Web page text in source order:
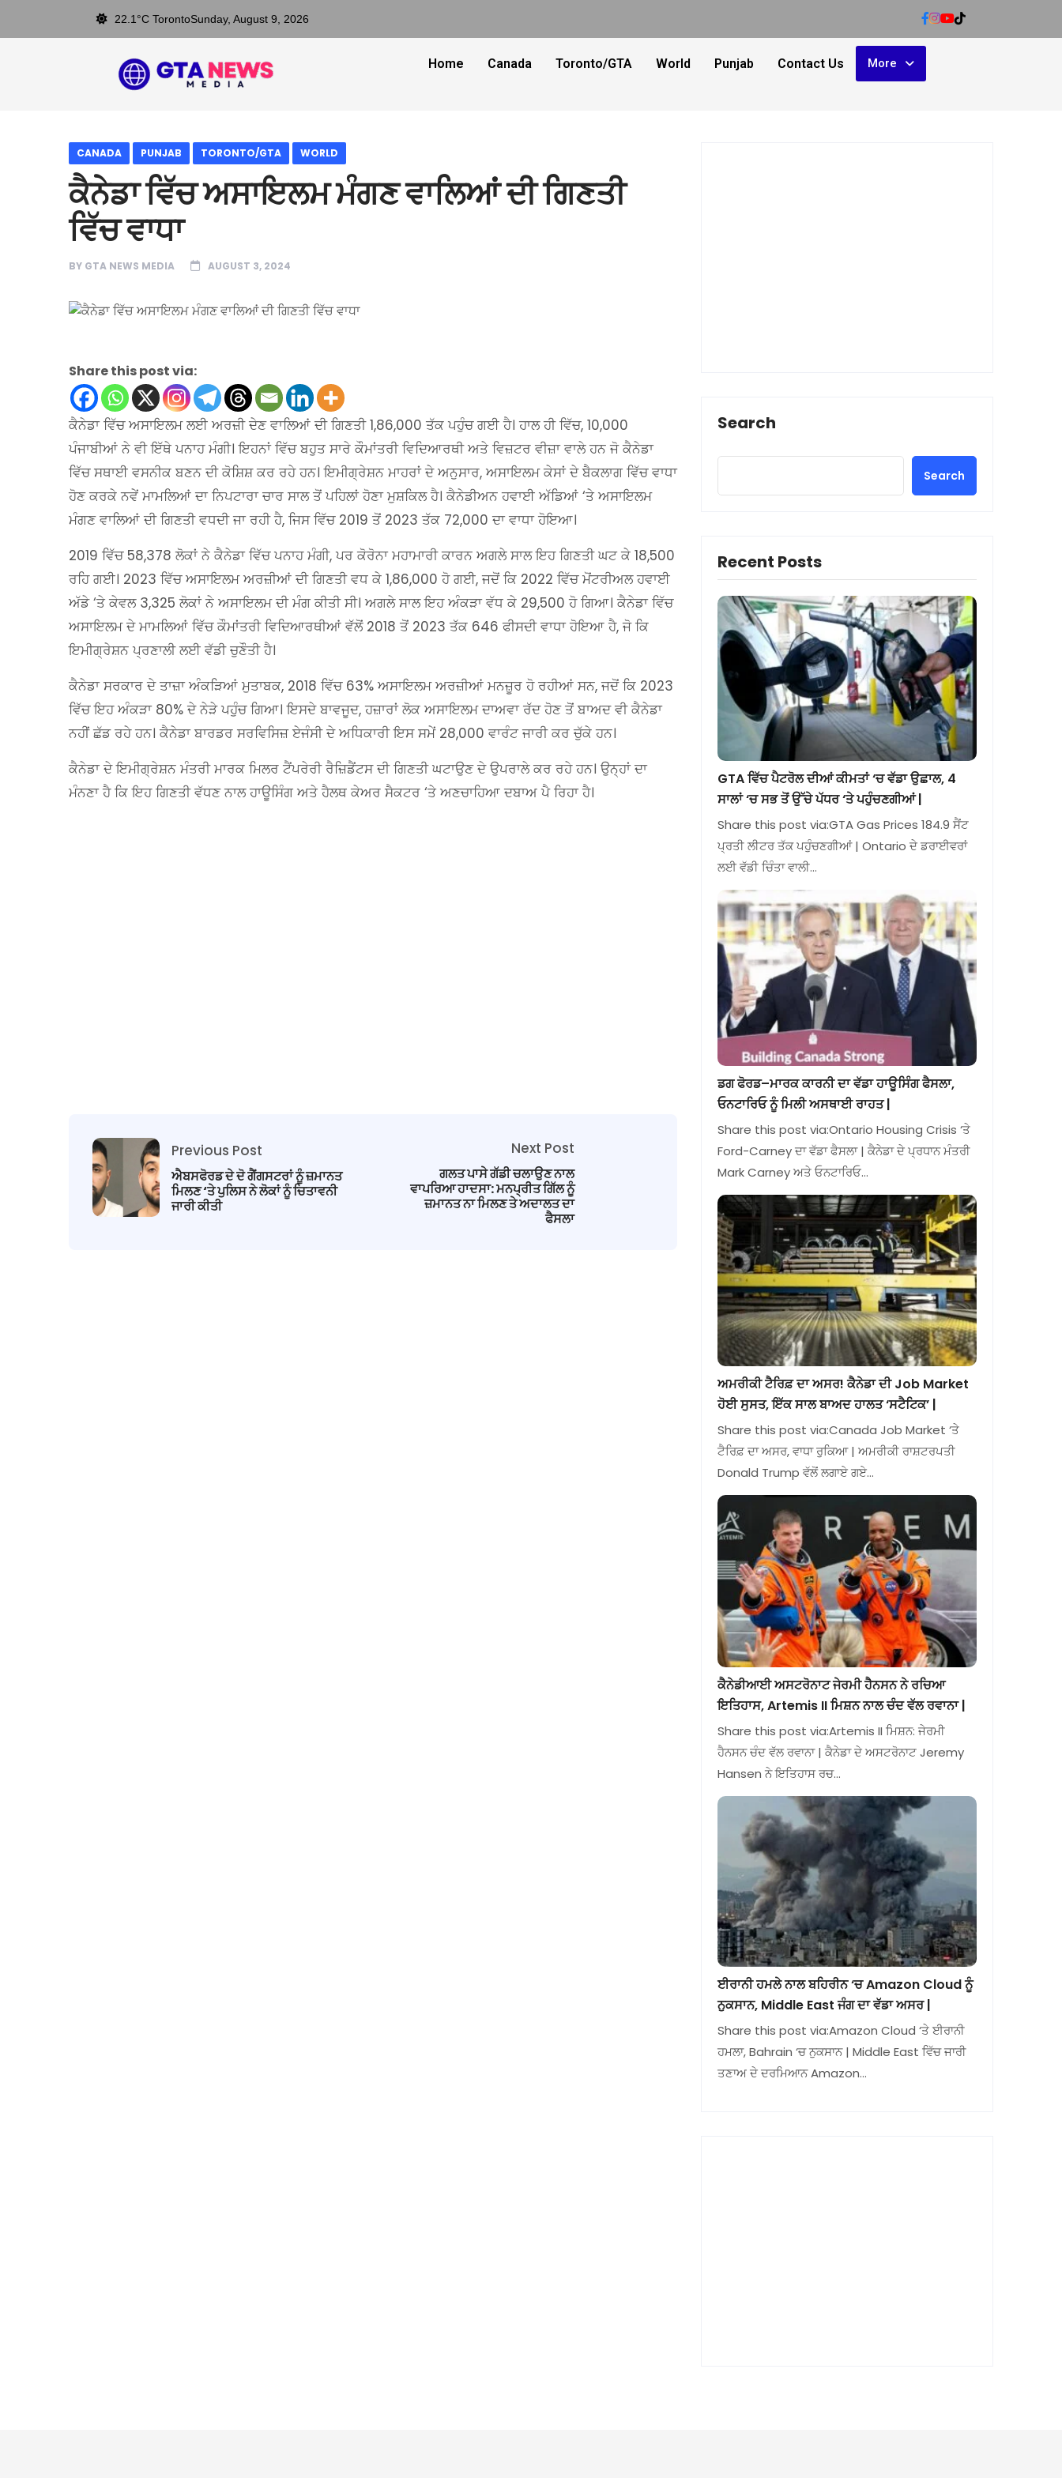
22.1°C TorontoSunday, August 9, 2026
Home Canada Toronto/GTA World Punjab Contact Us More
CANADA PUNJAB TORONTO/GTA WORLD
ਕੈਨੇਡਾ ਵਿੱਚ ਅਸਾਇਲਮ ਮੰਗਣ ਵਾਲਿਆਂ ਦੀ ਗਿਣਤੀ
ਵਿੱਚ ਵਾਧਾ
BY GTA NEWS MEDIA AUGUST 3, 2024
Share this post via:
ਕੈਨੇਡਾ ਵਿੱਚ ਅਸਾਇਲਮ ਲਈ ਅਰਜ਼ੀ ਦੇਣ ਵਾਲਿਆਂ ਦੀ ਗਿਣਤੀ 1,86,000 ਤੱਕ ਪਹੁੰਚ ਗਈ ਹੈ। ਹਾਲ ਹੀ ਵਿੱਚ, 10,000
ਪੰਜਾਬੀਆਂ ਨੇ ਵੀ ਇੱਥੇ ਪਨਾਹ ਮੰਗੀ। ਇਹਨਾਂ ਵਿੱਚ ਬਹੁਤ ਸਾਰੇ ਕੌਮਾਂਤਰੀ ਵਿਦਿਆਰਥੀ ਅਤੇ ਵਿਜ਼ਟਰ ਵੀਜ਼ਾ ਵਾਲੇ ਹਨ ਜੋ ਕੈਨੇਡਾ
ਵਿੱਚ ਸਥਾਈ ਵਸਨੀਕ ਬਣਨ ਦੀ ਕੋਸ਼ਿਸ਼ ਕਰ ਰਹੇ ਹਨ। ਇਮੀਗ੍ਰੇਸ਼ਨ ਮਾਹਰਾਂ ਦੇ ਅਨੁਸਾਰ, ਅਸਾਇਲਮ ਕੇਸਾਂ ਦੇ ਬੈਕਲਾਗ ਵਿੱਚ ਵਾਧਾ
ਹੋਣ ਕਰਕੇ ਨਵੇਂ ਮਾਮਲਿਆਂ ਦਾ ਨਿਪਟਾਰਾ ਚਾਰ ਸਾਲ ਤੋਂ ਪਹਿਲਾਂ ਹੋਣਾ ਮੁਸ਼ਕਿਲ ਹੈ। ਕੈਨੇਡੀਅਨ ਹਵਾਈ ਅੱਡਿਆਂ ‘ਤੇ ਅਸਾਇਲਮ
ਮੰਗਣ ਵਾਲਿਆਂ ਦੀ ਗਿਣਤੀ ਵਧਦੀ ਜਾ ਰਹੀ ਹੈ, ਜਿਸ ਵਿੱਚ 2019 ਤੋਂ 2023 ਤੱਕ 72,000 ਦਾ ਵਾਧਾ ਹੋਇਆ।
2019 ਵਿੱਚ 58,378 ਲੋਕਾਂ ਨੇ ਕੈਨੇਡਾ ਵਿੱਚ ਪਨਾਹ ਮੰਗੀ, ਪਰ ਕੋਰੋਨਾ ਮਹਾਮਾਰੀ ਕਾਰਨ ਅਗਲੇ ਸਾਲ ਇਹ ਗਿਣਤੀ ਘਟ ਕੇ 18,500
ਰਹਿ ਗਈ। 2023 ਵਿੱਚ ਅਸਾਇਲਮ ਅਰਜ਼ੀਆਂ ਦੀ ਗਿਣਤੀ ਵਧ ਕੇ 1,86,000 ਹੋ ਗਈ, ਜਦੋਂ ਕਿ 2022 ਵਿੱਚ ਮੋਂਟਰੀਅਲ ਹਵਾਈ
ਅੱਡੇ ‘ਤੇ ਕੇਵਲ 3,325 ਲੋਕਾਂ ਨੇ ਅਸਾਇਲਮ ਦੀ ਮੰਗ ਕੀਤੀ ਸੀ। ਅਗਲੇ ਸਾਲ ਇਹ ਅੰਕੜਾ ਵੱਧ ਕੇ 29,500 ਹੋ ਗਿਆ। ਕੈਨੇਡਾ ਵਿੱਚ
ਅਸਾਇਲਮ ਦੇ ਮਾਮਲਿਆਂ ਵਿੱਚ ਕੌਮਾਂਤਰੀ ਵਿਦਿਆਰਥੀਆਂ ਵੱਲੋਂ 2018 ਤੋਂ 2023 ਤੱਕ 646 ਫੀਸਦੀ ਵਾਧਾ ਹੋਇਆ ਹੈ, ਜੋ ਕਿ
ਇਮੀਗ੍ਰੇਸ਼ਨ ਪ੍ਰਣਾਲੀ ਲਈ ਵੱਡੀ ਚੁਣੌਤੀ ਹੈ।
ਕੈਨੇਡਾ ਸਰਕਾਰ ਦੇ ਤਾਜ਼ਾ ਅੰਕੜਿਆਂ ਮੁਤਾਬਕ, 2018 ਵਿੱਚ 63% ਅਸਾਇਲਮ ਅਰਜ਼ੀਆਂ ਮਨਜ਼ੂਰ ਹੋ ਰਹੀਆਂ ਸਨ, ਜਦੋਂ ਕਿ 2023
ਵਿੱਚ ਇਹ ਅੰਕੜਾ 80% ਦੇ ਨੇੜੇ ਪਹੁੰਚ ਗਿਆ। ਇਸਦੇ ਬਾਵਜੂਦ, ਹਜ਼ਾਰਾਂ ਲੋਕ ਅਸਾਇਲਮ ਦਾਅਵਾ ਰੱਦ ਹੋਣ ਤੋਂ ਬਾਅਦ ਵੀ ਕੈਨੇਡਾ
ਨਹੀਂ ਛੱਡ ਰਹੇ ਹਨ। ਕੈਨੇਡਾ ਬਾਰਡਰ ਸਰਵਿਸਿਜ਼ ਏਜੰਸੀ ਦੇ ਅਧਿਕਾਰੀ ਇਸ ਸਮੇਂ 28,000 ਵਾਰੰਟ ਜਾਰੀ ਕਰ ਚੁੱਕੇ ਹਨ।
ਕੈਨੇਡਾ ਦੇ ਇਮੀਗ੍ਰੇਸ਼ਨ ਮੰਤਰੀ ਮਾਰਕ ਮਿਲਰ ਟੈਂਪਰੇਰੀ ਰੈਜ਼ਿਡੈਂਟਸ ਦੀ ਗਿਣਤੀ ਘਟਾਉਣ ਦੇ ਉਪਰਾਲੇ ਕਰ ਰਹੇ ਹਨ। ਉਨ੍ਹਾਂ ਦਾ
ਮੰਨਣਾ ਹੈ ਕਿ ਇਹ ਗਿਣਤੀ ਵੱਧਣ ਨਾਲ ਹਾਊਸਿੰਗ ਅਤੇ ਹੈਲਥ ਕੇਅਰ ਸੈਕਟਰ ‘ਤੇ ਅਣਚਾਹਿਆ ਦਬਾਅ ਪੈ ਰਿਹਾ ਹੈ।
Previous Post
ਐਬਸਫੋਰਡ ਦੇ ਦੋ ਗੈਂਗਸਟਰਾਂ ਨੂੰ ਜ਼ਮਾਨਤ
ਮਿਲਣ ‘ਤੇ ਪੁਲਿਸ ਨੇ ਲੋਕਾਂ ਨੂੰ ਚਿਤਾਵਨੀ
ਜਾਰੀ ਕੀਤੀ
Next Post
ਗਲਤ ਪਾਸੇ ਗੱਡੀ ਚਲਾਉਣ ਨਾਲ
ਵਾਪਰਿਆ ਹਾਦਸਾ: ਮਨਪ੍ਰੀਤ ਗਿੱਲ ਨੂੰ
ਜ਼ਮਾਨਤ ਨਾ ਮਿਲਣ ਤੇ ਅਦਾਲਤ ਦਾ
ਫੈਸਲਾ
Search
Search
Recent Posts
GTA ਵਿੱਚ ਪੈਟਰੋਲ ਦੀਆਂ ਕੀਮਤਾਂ ‘ਚ ਵੱਡਾ ਉਛਾਲ, 4
ਸਾਲਾਂ ‘ਚ ਸਭ ਤੋਂ ਉੱਚੇ ਪੱਧਰ ‘ਤੇ ਪਹੁੰਚਣਗੀਆਂ |
Share this post via:GTA Gas Prices 184.9 ਸੈਂਟ
ਪ੍ਰਤੀ ਲੀਟਰ ਤੱਕ ਪਹੁੰਚਣਗੀਆਂ | Ontario ਦੇ ਡਰਾਈਵਰਾਂ
ਲਈ ਵੱਡੀ ਚਿੰਤਾ ਵਾਲੀ…
ਡਗ ਫੋਰਡ–ਮਾਰਕ ਕਾਰਨੀ ਦਾ ਵੱਡਾ ਹਾਊਸਿੰਗ ਫੈਸਲਾ,
ਓਨਟਾਰਿਓ ਨੂੰ ਮਿਲੀ ਅਸਥਾਈ ਰਾਹਤ |
Share this post via:Ontario Housing Crisis ‘ਤੇ
Ford-Carney ਦਾ ਵੱਡਾ ਫੈਸਲਾ | ਕੈਨੇਡਾ ਦੇ ਪ੍ਰਧਾਨ ਮੰਤਰੀ
Mark Carney ਅਤੇ ਓਨਟਾਰਿਓ…
ਅਮਰੀਕੀ ਟੈਰਿਫ਼ ਦਾ ਅਸਰ! ਕੈਨੇਡਾ ਦੀ Job Market
ਹੋਈ ਸੁਸਤ, ਇੱਕ ਸਾਲ ਬਾਅਦ ਹਾਲਤ ‘ਸਟੈਟਿਕ’ |
Share this post via:Canada Job Market ‘ਤੇ
ਟੈਰਿਫ਼ ਦਾ ਅਸਰ, ਵਾਧਾ ਰੁਕਿਆ | ਅਮਰੀਕੀ ਰਾਸ਼ਟਰਪਤੀ
Donald Trump ਵੱਲੋਂ ਲਗਾਏ ਗਏ…
ਕੈਨੇਡੀਆਈ ਅਸਟਰੋਨਾਟ ਜੇਰਮੀ ਹੈਨਸਨ ਨੇ ਰਚਿਆ
ਇਤਿਹਾਸ, Artemis II ਮਿਸ਼ਨ ਨਾਲ ਚੰਦ ਵੱਲ ਰਵਾਨਾ |
Share this post via:Artemis II ਮਿਸ਼ਨ: ਜੇਰਮੀ
ਹੈਨਸਨ ਚੰਦ ਵੱਲ ਰਵਾਨਾ | ਕੈਨੇਡਾ ਦੇ ਅਸਟਰੋਨਾਟ Jeremy
Hansen ਨੇ ਇਤਿਹਾਸ ਰਚ…
ਈਰਾਨੀ ਹਮਲੇ ਨਾਲ ਬਹਿਰੀਨ ‘ਚ Amazon Cloud ਨੂੰ
ਨੁਕਸਾਨ, Middle East ਜੰਗ ਦਾ ਵੱਡਾ ਅਸਰ |
Share this post via:Amazon Cloud ‘ਤੇ ਈਰਾਨੀ
ਹਮਲਾ, Bahrain ‘ਚ ਨੁਕਸਾਨ | Middle East ਵਿੱਚ ਜਾਰੀ
ਤਣਾਅ ਦੇ ਦਰਮਿਆਨ Amazon…